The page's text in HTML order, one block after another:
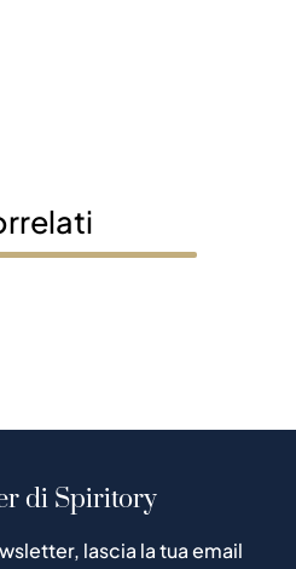
di Spiritory
lascia la tua email